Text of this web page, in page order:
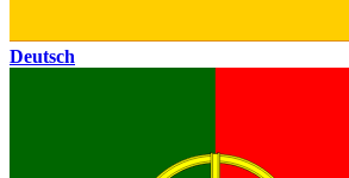
Deutsch